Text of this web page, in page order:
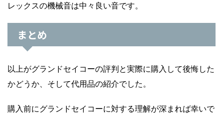
レックスの機械音は中々良い音です。
まとめ
以上がグランドセイコーの評判と実際に購入して後悔した
かどうか、そして代用品の紹介でした。
購入前にグランドセイコーに対する理解が深まれば幸いで